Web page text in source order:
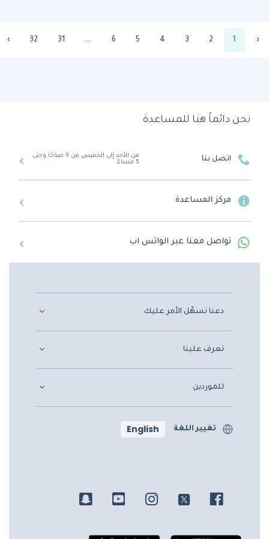
‹
1
2
3
4
5
6
...
31
32
›
نحن دائماً هنا للمساعدة
اتصل بنا
من الأحد إلى الخميس من 9 صباحًا وحتى
5 مساءً
مركز المساعدة
تواصل معنا عبر الواتس اب
دعنا نسهّل الأمر عليك
تعرف علينا
للموردين
تغيير اللغة English